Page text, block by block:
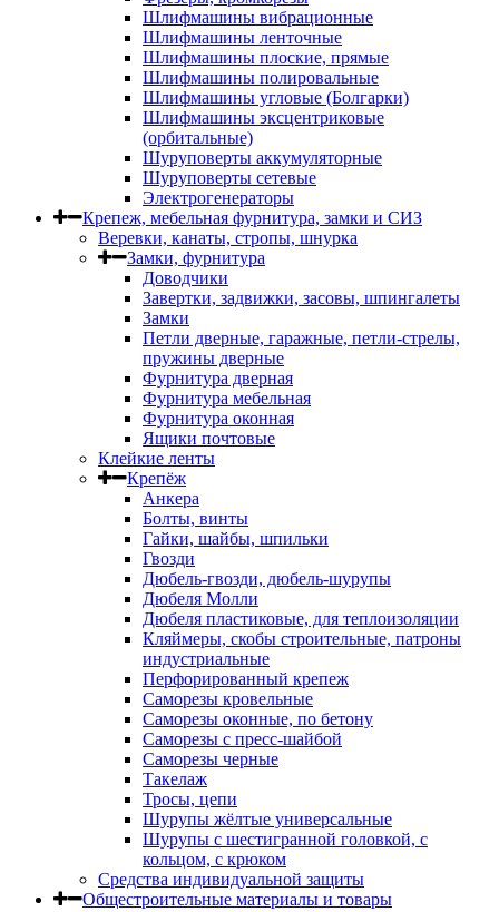
Шлифмашины вибрационные
Шлифмашины ленточные
Шлифмашины плоские, прямые
Шлифмашины полировальные
Шлифмашины угловые (Болгарки)
Шлифмашины эксцентриковые
(орбитальные)
Шуруповерты аккумуляторные
Шуруповерты сетевые
Электрогенераторы
Крепеж, мебельная фурнитура, замки и СИЗ
Веревки, канаты, стропы, шнурка
Замки, фурнитура
Доводчики
Завертки, задвижки, засовы, шпингалеты
Замки
Петли дверные, гаражные, петли-стрелы,
пружины дверные
Фурнитура дверная
Фурнитура мебельная
Фурнитура оконная
Ящики почтовые
Клейкие ленты
Крепёж
Анкера
Болты, винты
Гайки, шайбы, шпильки
Гвозди
Дюбель-гвозди, дюбель-шурупы
Дюбеля Молли
Дюбеля пластиковые, для теплоизоляции
Кляймеры, скобы строительные, патроны
индустриальные
Перфорированный крепеж
Саморезы кровельные
Саморезы оконные, по бетону
Саморезы с пресс-шайбой
Саморезы черные
Такелаж
Тросы, цепи
Шурупы жёлтые универсальные
Шурупы с шестигранной головкой, с
кольцом, с крюком
Средства индивидуальной защиты
Общестроительные материалы и товары